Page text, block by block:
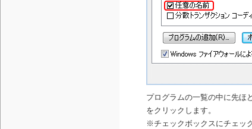
プログラムの一覧の中に先ほ
をクリックします。
※チェックボックスにチェッ